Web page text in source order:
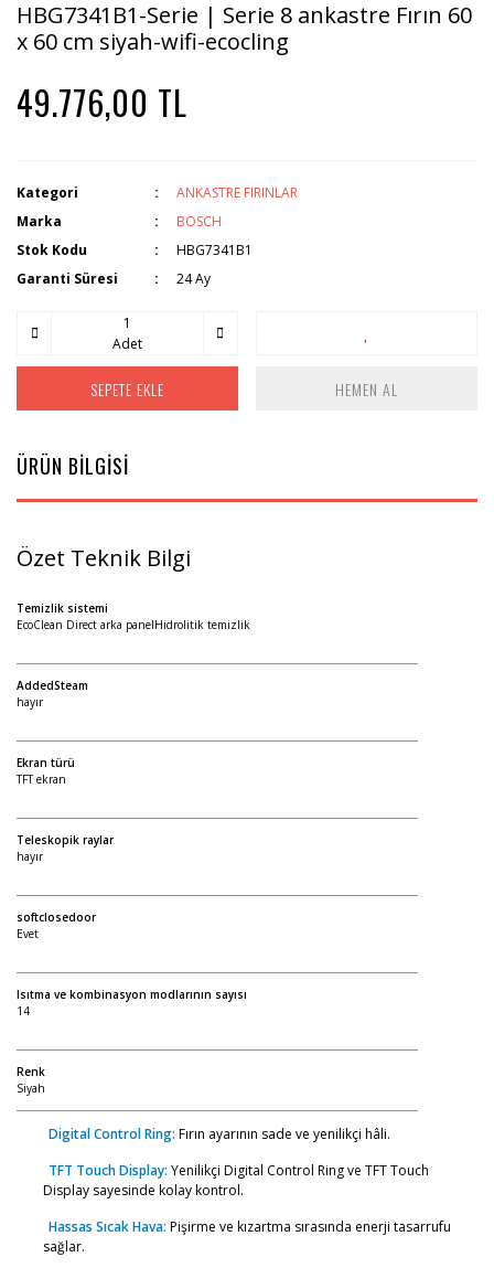
HBG7341B1-Serie | Serie 8 ankastre Fırın 60
x 60 cm siyah-wifi-ecocling
49.776,00 TL
Kategori
ANKASTRE FIRINLAR
Marka
BOSCH
Stok Kodu
HBG7341B1
Garanti Süresi
24 Ay
Adet
SEPETE EKLE HEMEN AL
ÜRÜN BİLGİSİ
Özet Teknik Bilgi
Temizlik sistemi
EcoClean Direct arka panelHidrolitik temizlik
AddedSteam
hayır
Ekran türü
TFT ekran
Teleskopik raylar
hayır
softclosedoor
Evet
Isıtma ve kombinasyon modlarının sayısı
14
Renk
Siyah
Digital Control Ring: Fırın ayarının sade ve yenilikçi hâli.
TFT Touch Display: Yenilikçi Digital Control Ring ve TFT Touch
Display sayesinde kolay kontrol.
Hassas Sıcak Hava: Pişirme ve kızartma sırasında enerji tasarrufu
sağlar.